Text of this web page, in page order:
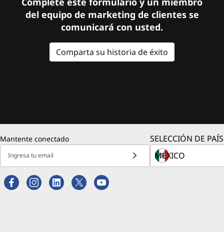
del equipo de marketing de clientes se
comunicará con usted.
Comparta su historia de éxito
Mantente conectado
Ingresa tu email
SELECCIÓN DE PAÍS